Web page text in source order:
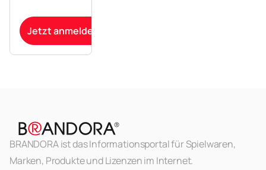
Jetzt anmelden
BRANDORA ist das Informationsportal für Spielwaren,
Marken, Produkte und Lizenzen im Internet.